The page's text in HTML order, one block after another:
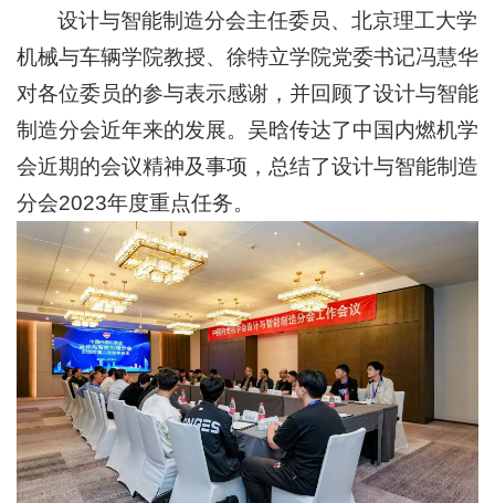
设计与智能制造分会主任委员、北京理工大学
机械与车辆学院教授、徐特立学院党委书记冯慧华
对各位委员的参与表示感谢，并回顾了设计与智能
制造分会近年来的发展。吴晗传达了中国内燃机学
会近期的会议精神及事项，总结了设计与智能制造
分会2023年度重点任务。